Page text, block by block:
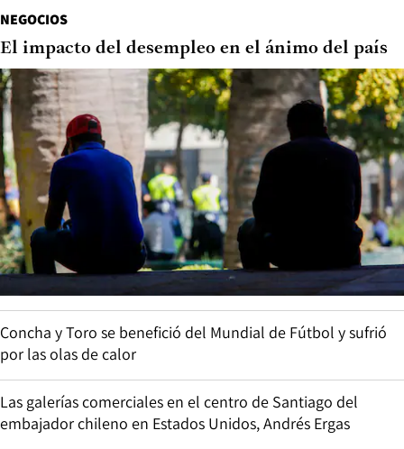
NEGOCIOS
El impacto del desempleo en el ánimo del país
Concha y Toro se benefició del Mundial de Fútbol y sufrió
por las olas de calor
Las galerías comerciales en el centro de Santiago del
embajador chileno en Estados Unidos, Andrés Ergas